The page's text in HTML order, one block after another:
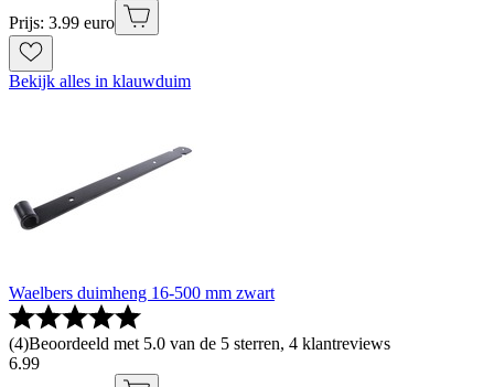
Prijs: 3.99 euro
Bekijk alles in klauwduim
Waelbers duimheng 16-500 mm zwart
(4)Beoordeeld met 5.0 van de 5 sterren, 4 klantreviews
6.99